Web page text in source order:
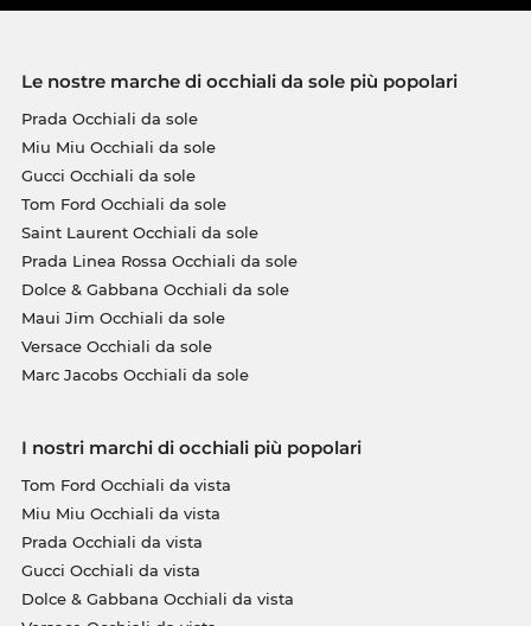
Le nostre marche di occhiali da sole più popolari
Prada Occhiali da sole
Miu Miu Occhiali da sole
Gucci Occhiali da sole
Tom Ford Occhiali da sole
Saint Laurent Occhiali da sole
Prada Linea Rossa Occhiali da sole
Dolce & Gabbana Occhiali da sole
Maui Jim Occhiali da sole
Versace Occhiali da sole
Marc Jacobs Occhiali da sole
I nostri marchi di occhiali più popolari
Tom Ford Occhiali da vista
Miu Miu Occhiali da vista
Prada Occhiali da vista
Gucci Occhiali da vista
Dolce & Gabbana Occhiali da vista